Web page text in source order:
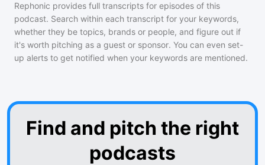
Rephonic provides full transcripts for episodes of this
podcast. Search within each transcript for your keywords,
whether they be topics, brands or people, and figure out if
it's worth pitching as a guest or sponsor. You can even set-
up alerts to get notified when your keywords are mentioned.
Find and pitch the right
podcasts